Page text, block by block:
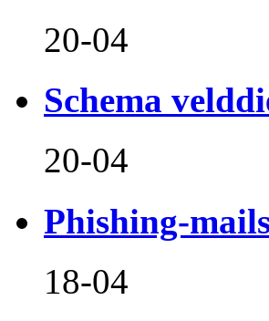
20-04
Schema
20-04
Phishing-
18-04